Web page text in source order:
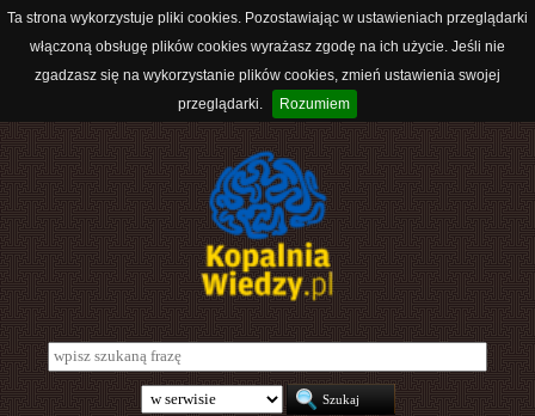
Ta strona wykorzystuje pliki cookies. Pozostawiając w ustawieniach przeglądarki
włączoną obsługę plików cookies wyrażasz zgodę na ich użycie. Jeśli nie
zgadzasz się na wykorzystanie plików cookies, zmień ustawienia swojej
przeglądarki.
Rozumiem